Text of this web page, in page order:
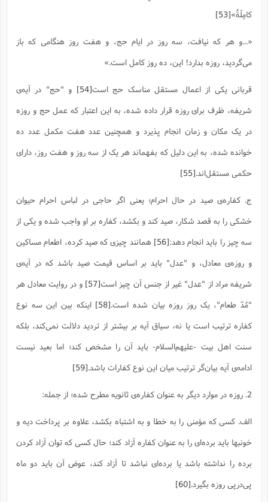
کامِلَةٌ»[53]
«...و هر که نیافت، سه روز در ایام حج، و هفت روز هنگامى که باز
مى‌گردید، روزه بدارد! این، ده روز کامل است.»
قربانی یکی از اعمال مستقل مناسک حج است[54]
و "حج" در آیه‌ی
شریفه، ظرف برای روزه قرار داده شده، به این اعتبار که عمل حج و روزه
در یک مکان و زمان انجام پذیرد و همچنین عدد هفت مکمل عدد ده
خوانده شده، به این دلیل که بفهماند هر یک از سه روز و هفت روز، دارای
حکمی مستقل‌اند.[55]
ج. کفاره‌ی صید در حال احرام؛ یعنی اگر حاجی در لباس احرام حیوان
خشکی را به قصد شکار، صید کند و بکشد، کفاره بر او واجب شده و یکی از
سه چیز را باید انجام دهد:[56]
همانند چیزی که صید کرده، اطعام مساکین
و روزه‌ی معادل، و "عدل" باید بر اساس قیمت صید باشد که در آیه‌ی
شریفه مراد از "عدل" غیر از جنس آن چیز است[57]
و در روایت معادل هر
"مُدّ طعام"، یک روز روزه بیان شده است.[58]
اینکه بین این سه نوع
کفاره ترتیب است یا نه، سیاق آیه بر بیشتر از تردید دلالت نمی‌کند، بلکه
سنت اهل بیت -علیهم‌السلام- باید آن را مشخص کند؛ اما بعید نیست
ادامه‌ی آیه بیان‌گر ترتیب میان این نوع کفارات باشد.[59]
2. روزه در موارد دیگر به عنوان کفاره‌ی ثانویه مطرح شده؛ از جمله:
الف. کسی که مؤمنی را به خطا و به اشتباه بکشد، علاوه بر پرداخت دیه و
خونبها باید برده‌ای را به عنوان کفاره آزاد کند؛ حال کسی که توان آزاد کردن
برده را نداشته باشد یا برده‌ای نباشد تا آزاد کند، عوض آن باید دو ماه
پی‌درپی روزه بگیرد.[60]